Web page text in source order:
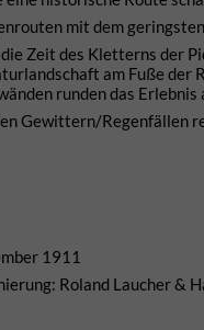
mit dem
Zeit des Kletterns der
am Fuße der
runden das Erlebnis
Gewittern/Regenfällen
1911
Roland Laucher &